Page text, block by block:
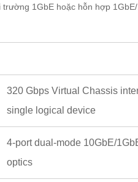
1GbE hoặc hỗn hợp 1GbE/
320 Gbps Virtual Chassis
single logical device
4-port dual-mode 10GbE/
optics